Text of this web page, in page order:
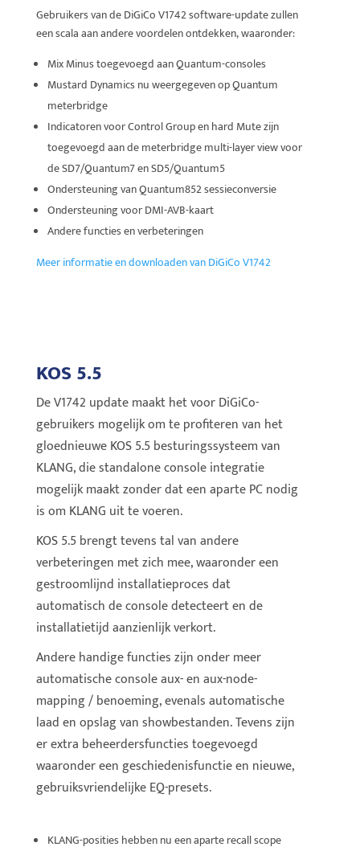
Gebruikers van de DiGiCo V1742 software-update zullen
een scala aan andere voordelen ontdekken, waaronder:
Mix Minus toegevoegd aan Quantum-consoles
Mustard Dynamics nu weergegeven op Quantum
meterbridge
Indicatoren voor Control Group en hard Mute zijn
toegevoegd aan de meterbridge multi-layer view voor
de SD7/Quantum7 en SD5/Quantum5
Ondersteuning van Quantum852 sessieconversie
Ondersteuning voor DMI-AVB-kaart
Andere functies en verbeteringen
Meer informatie en downloaden van DiGiCo V1742
KOS 5.5
De V1742 update maakt het voor DiGiCo-
gebruikers mogelijk om te profiteren van het
gloednieuwe KOS 5.5 besturingssysteem van
KLANG, die standalone console integratie
mogelijk maakt zonder dat een aparte PC nodig
is om KLANG uit te voeren.
KOS 5.5 brengt tevens tal van andere
verbeteringen met zich mee, waaronder een
gestroomlijnd installatieproces dat
automatisch de console detecteert en de
installatietijd aanzienlijk verkort.
Andere handige functies zijn onder meer
automatische console aux- en aux-node-
mapping / benoeming, evenals automatische
laad en opslag van showbestanden. Tevens zijn
er extra beheerdersfuncties toegevoegd
waaronder een geschiedenisfunctie en nieuwe,
gebruiksvriendelijke EQ-presets.
KLANG-posities hebben nu een aparte recall scope